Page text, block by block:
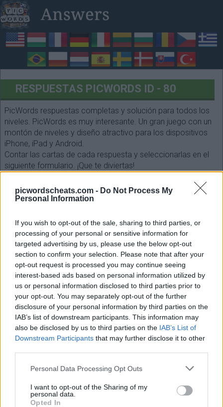
picwordscheats.com - Do Not Process My
Personal Information
If you wish to opt-out of the sale, sharing to third parties, or
processing of your personal or sensitive information for
targeted advertising by us, please use the below opt-out
section to confirm your selection. Please note that after your
opt-out request is processed you may continue seeing
interest-based ads based on personal information utilized by
us or personal information disclosed to third parties prior to
your opt-out. You may separately opt-out of the further
disclosure of your personal information by third parties on the
IAB’s list of downstream participants. This information may
also be disclosed by us to third parties on the IAB’s List of
Downstream Participants that may further disclose it to other
Personal Data Processing Opt Outs
I want to opt-out of the Sharing of my
personal data.
Opted In
RESPUESTAS PICWORDS ID - 80
PicWords respuestas completas y solución para todos los
niveles. PicWords es muy interesante. Un gran juego con un
montón de niveles y diseño atractivo para los dispositivos
iPhone, iPad y Android.
Contar las cartas de cada respuesta y seleccionarlas en el
siguiente formulario. ¡Que te diviertas!
Responder:fuente, chorro, mármol